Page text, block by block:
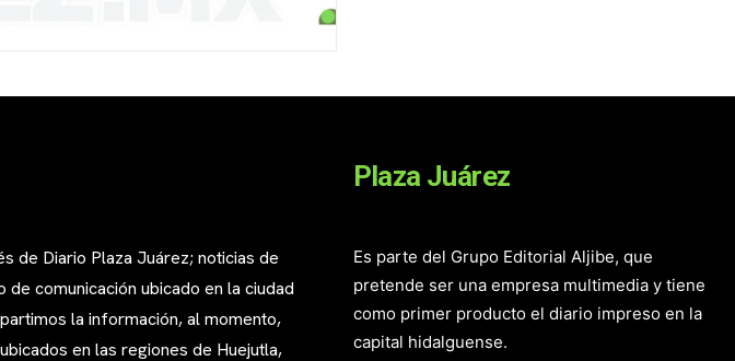
de Diario Plaza Juárez; noticias de
de comunicación ubicado en la ciudad
la información, al momento,
en las regiones de Huejutla,
Plaza Juárez
Es parte del Grupo Editorial Aljibe, que
pretende ser una empresa multimedia y tiene
como primer producto el diario impreso en la
capital hidalguense.